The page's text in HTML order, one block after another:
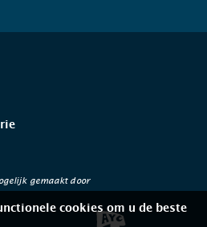
gemaakt door
cookies om u de beste